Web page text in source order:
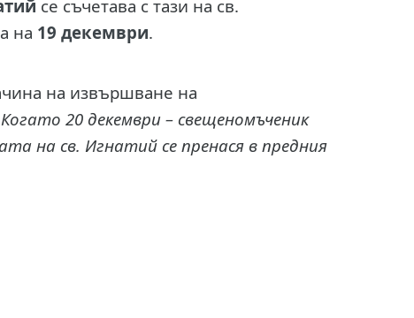
се съчетава с тази на св.
на 19 декември.
на извършване на
Когато 20 декември – свещеномъченик
на св. Игнатий се пренася в предния